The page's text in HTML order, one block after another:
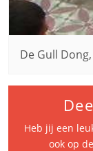
De Gull
Heb jij een
ook op